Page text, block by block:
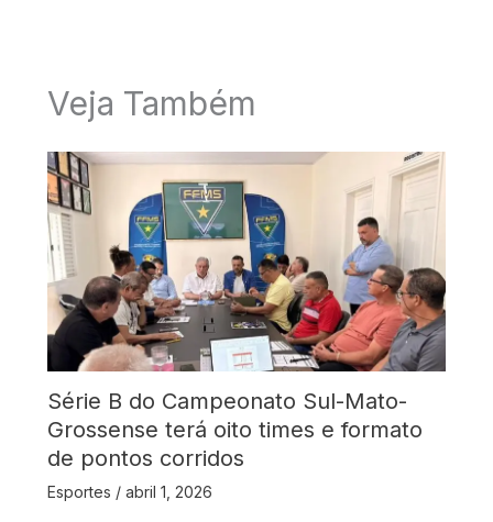
Veja Também
Série B do Campeonato Sul-Mato-
Grossense terá oito times e formato
de pontos corridos
Esportes / abril 1, 2026